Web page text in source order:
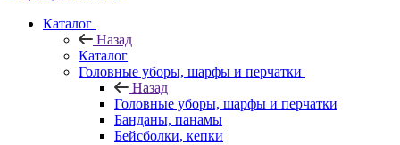
Каталог
Назад
Каталог
Головные уборы, шарфы и перчатки
Назад
Головные уборы, шарфы и перчатки
Банданы, панамы
Бейсболки, кепки